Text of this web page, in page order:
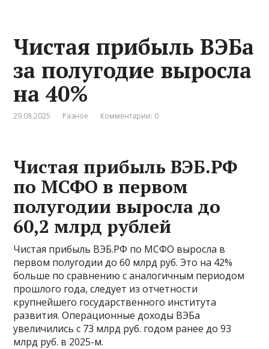
Чистая прибыль ВЭБа
за полугодие выросла
на 40%
29.08.2025 Разное Комментарии: 0
Чистая прибыль ВЭБ.РФ
по МСФО в первом
полугодии выросла до
60,2 млрд рублей
Чистая прибыль ВЭБ.РФ по МСФО выросла в
первом полугодии до 60 млрд руб. Это на 42%
больше по сравнению с аналогичным периодом
прошлого года, следует из отчетности
крупнейшего государственного института
развития. Операционные доходы ВЭБа
увеличились с 73 млрд руб. годом ранее до 93
млрд руб. в 2025-м.